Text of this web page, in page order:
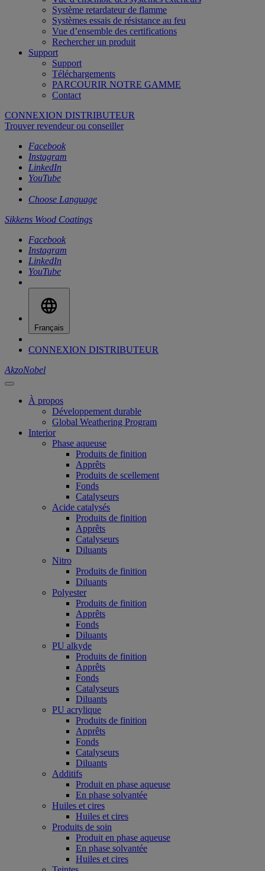
Système retardateur de flamme
Systèmes essais de résistance au feu
Vue d’ensemble des certifications
Rechercher un produit
Support
Support
Téléchargements
PARCOURIR NOTRE GAMME
Contact
CONNEXION DISTRIBUTEUR
Trouver revendeur ou conseiller
Facebook
Instagram
LinkedIn
YouTube
Choose Language
Sikkens Wood Coatings
Facebook
Instagram
LinkedIn
YouTube
Français
CONNEXION DISTRIBUTEUR
AkzoNobel
À propos
Développement durable
Global Weathering Program
Interior
Phase aqueuse
Produits de finition
Apprêts
Produits de scellement
Fonds
Catalyseurs
Acide catalysés
Produits de finition
Apprêts
Catalyseurs
Diluants
Nitro
Produits de finition
Diluants
Polyester
Produits de finition
Apprêts
Fonds
Diluants
PU alkyde
Produits de finition
Apprêts
Fonds
Catalyseurs
Diluants
PU acrylique
Produits de finition
Apprêts
Fonds
Catalyseurs
Diluants
Additifs
Produit en phase aqueuse
En phase solvantée
Huiles et cires
Huiles et cires
Produits de soin
Produit en phase aqueuse
En phase solvantée
Huiles et cires